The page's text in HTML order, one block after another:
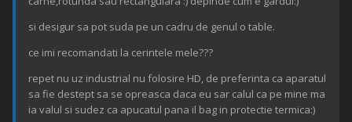
si desigur sa pot suda pe un cadru de genul o table.
ce imi recomandati la cerintele mele???
repet nu uz industrial nu folosire HD, de preferinta ca aparatul
sa fie destept sa se opreasca daca eu sar calul ca pe mine ma
ia valul si sudez ca apucatul pana il bag in protectie termica:)